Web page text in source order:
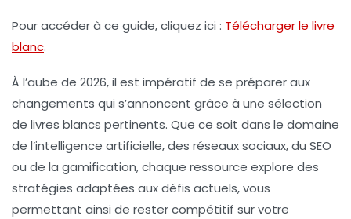
Pour accéder à ce guide, cliquez ici : Télécharger le livre
blanc.
À l’aube de 2026, il est impératif de se préparer aux
changements qui s’annoncent grâce à une sélection
de livres blancs pertinents. Que ce soit dans le domaine
de l’intelligence artificielle, des réseaux sociaux, du SEO
ou de la gamification, chaque ressource explore des
stratégies adaptées aux défis actuels, vous
permettant ainsi de rester compétitif sur votre